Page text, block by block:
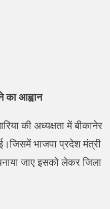
का आह्वान
की अध्यक्षता में बीकानेर
भाजपा प्रदेश मंत्री
जाए इसको लेकर जिला